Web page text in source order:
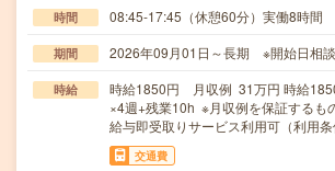
時間 08:45-17:45（休憩60分）実働8時間
期間 2026年09月01日～長期 ※開始日相
時給
時給1850円 月収例 31万円 時給
×4週+残業10h ※月収例を保証するも
給与即受取りサービス利用可（利用条
交通費